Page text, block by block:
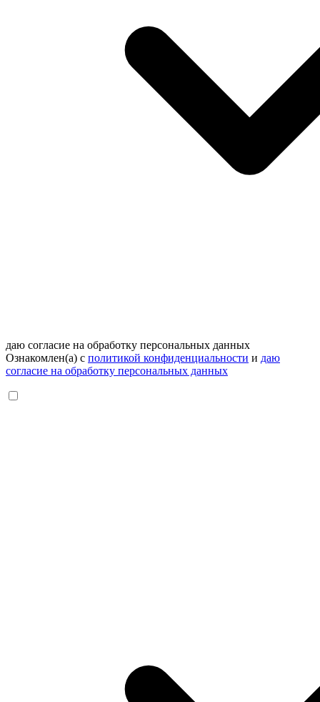
даю согласие на обработку персональных данных
Ознакомлен(а) с политикой конфиденциальности и даю
согласие на обработку персональных данных